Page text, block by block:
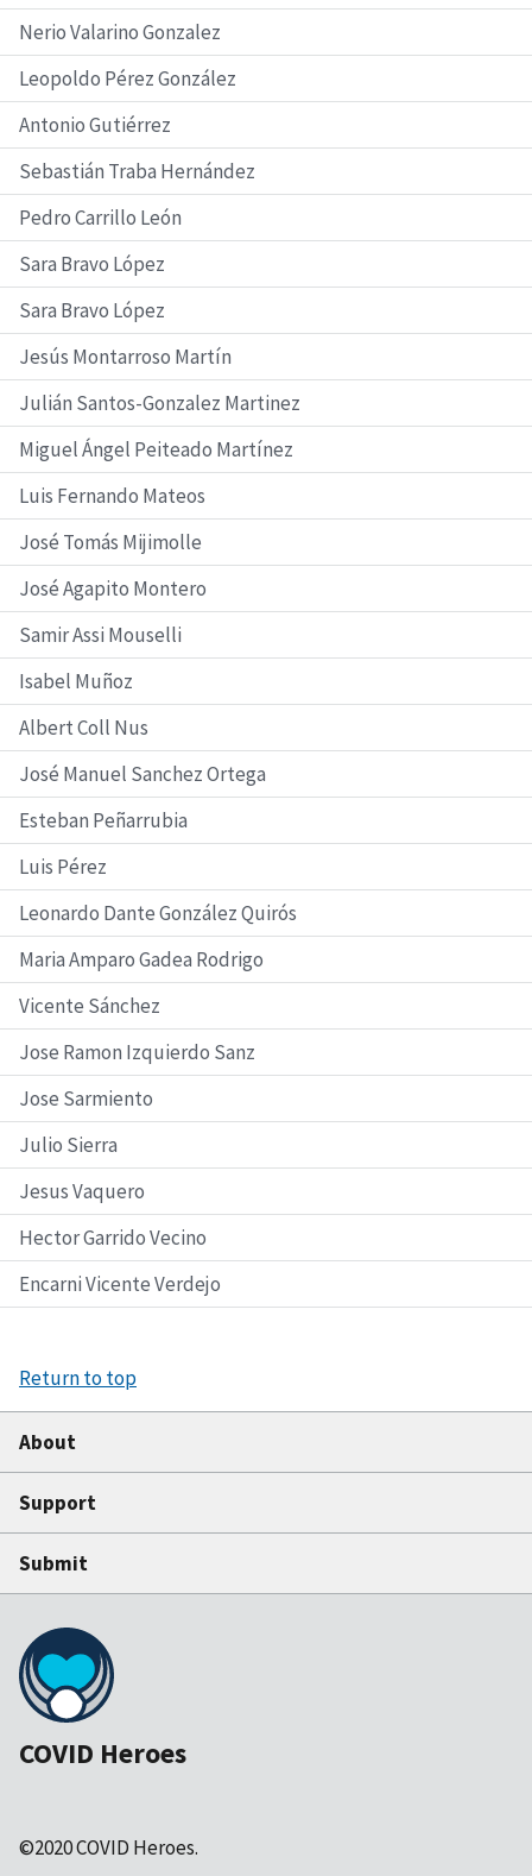
Nerio Valarino Gonzalez
Leopoldo Pérez González
Antonio Gutiérrez
Sebastián Traba Hernández
Pedro Carrillo León
Sara Bravo López
Sara Bravo López
Jesús Montarroso Martín
Julián Santos-Gonzalez Martinez
Miguel Ángel Peiteado Martínez
Luis Fernando Mateos
José Tomás Mijimolle
José Agapito Montero
Samir Assi Mouselli
Isabel Muñoz
Albert Coll Nus
José Manuel Sanchez Ortega
Esteban Peñarrubia
Luis Pérez
Leonardo Dante González Quirós
Maria Amparo Gadea Rodrigo
Vicente Sánchez
Jose Ramon Izquierdo Sanz
Jose Sarmiento
Julio Sierra
Jesus Vaquero
Hector Garrido Vecino
Encarni Vicente Verdejo
Return to top
About
Support
Submit
COVID Heroes
©2020 COVID Heroes.